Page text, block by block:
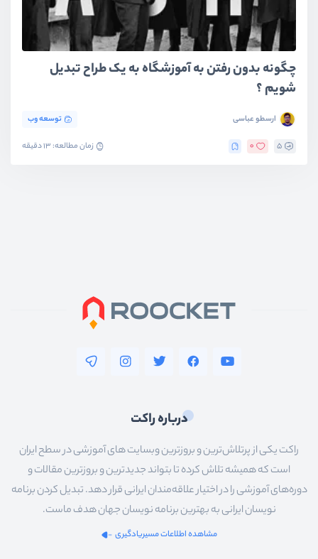
چگونه بدون رفتن به آموزشگاه به یک طراح تبدیل
شویم ؟
ارسطو عباسی توسعه وب
5
0 زمان مطالعه: 13 دقیقه
درباره راکت
راکت یکی از پرتلاش‌ترین و بروزترین وبسایت های آموزشی در سطح ایران
است که همیشه تلاش کرده تا بتواند جدیدترین و بروزترین مقالات و
دوره‌های آموزشی را در اختیار علاقه‌مندان ایرانی قرار دهد. تبدیل کردن برنامه
نویسان ایرانی به بهترین برنامه نویسان جهان هدف ماست.
مشاهده اطلاعات مسیریادگیری